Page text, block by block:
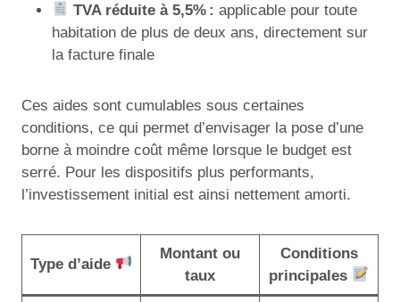
TVA réduite à 5,5% : applicable pour toute
habitation de plus de deux ans, directement sur
la facture finale
Ces aides sont cumulables sous certaines
conditions, ce qui permet d’envisager la pose d’une
borne à moindre coût même lorsque le budget est
serré. Pour les dispositifs plus performants,
l’investissement initial est ainsi nettement amorti.
Type d’aide
Montant ou
taux
Conditions
principales